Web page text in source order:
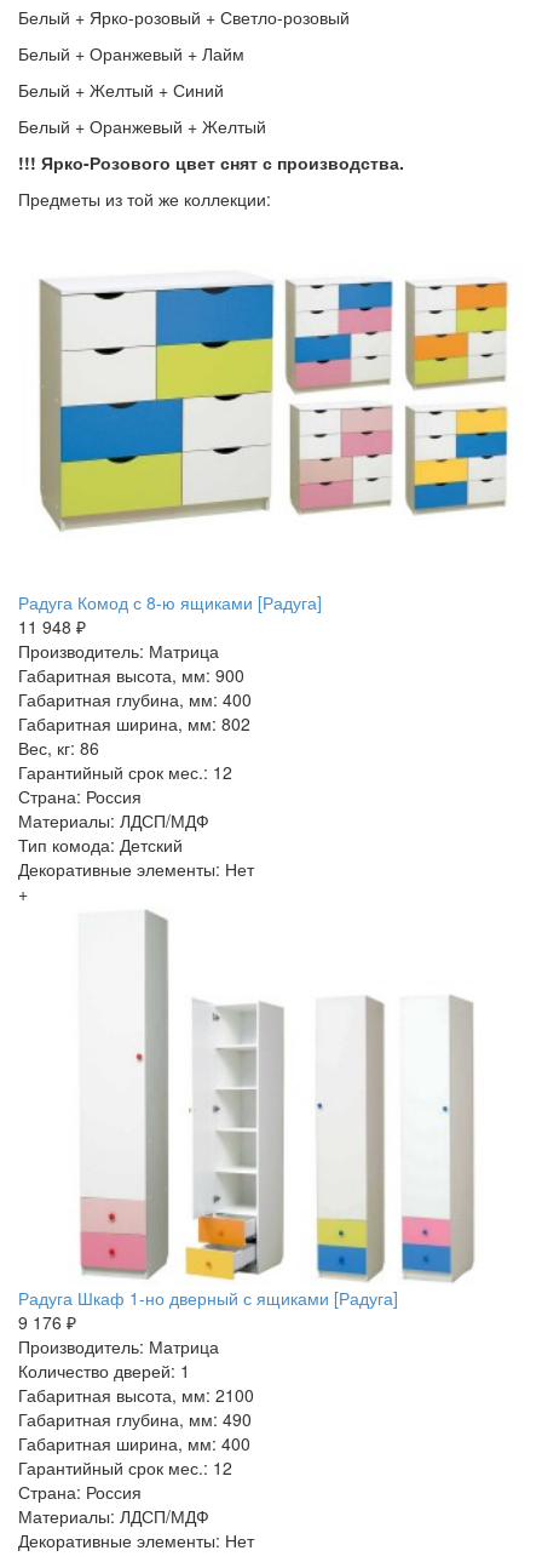
Белый + Ярко-розовый + Светло-розовый
Белый + Оранжевый + Лайм
Белый + Желтый + Синий
Белый + Оранжевый + Желтый
!!! Ярко-Розового цвет снят с производства.
Предметы из той же коллекции:
Радуга Комод с 8-ю ящиками [Радуга]
11 948 ₽
Производитель: Матрица
Габаритная высота, мм: 900
Габаритная глубина, мм: 400
Габаритная ширина, мм: 802
Вес, кг: 86
Гарантийный срок мес.: 12
Страна: Россия
Материалы: ЛДСП/МДФ
Тип комода: Детский
Декоративные элементы: Нет
+
Радуга Шкаф 1-но дверный с ящиками [Радуга]
9 176 ₽
Производитель: Матрица
Количество дверей: 1
Габаритная высота, мм: 2100
Габаритная глубина, мм: 490
Габаритная ширина, мм: 400
Гарантийный срок мес.: 12
Страна: Россия
Материалы: ЛДСП/МДФ
Декоративные элементы: Нет